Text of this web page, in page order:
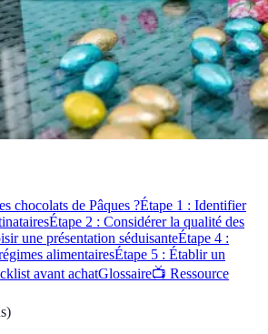
chocolats de Pâques ?Étape 1 : Identifier
Étape 2 : Considérer la qualité des
une présentation séduisanteÉtape 4 :
alimentairesÉtape 5 : Établir un
avant achatGlossaire📺 Ressource
)